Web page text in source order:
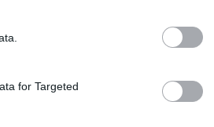
for Targeted
να είναι
ότι
την απόσυρση